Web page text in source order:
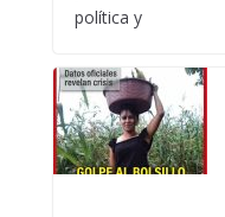
política y